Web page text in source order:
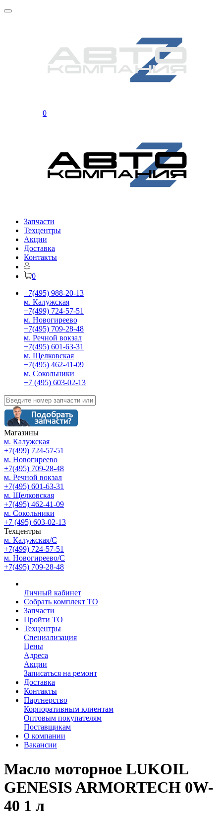
0
Запчасти
Техцентры
Акции
Доставка
Контакты
0
+7(495) 988-20-13
м. Калужская
+7(499) 724-57-51
м. Новогиреево
+7(495) 709-28-48
м. Речной вокзал
+7(495) 601-63-31
м. Щелковская
+7(495) 462-41-09
м. Сокольники
+7 (495) 603-02-13
Магазины
м. Калужская
+7(499) 724-57-51
м. Новогиреево
+7(495) 709-28-48
м. Речной вокзал
+7(495) 601-63-31
м. Щелковская
+7(495) 462-41-09
м. Сокольники
+7 (495) 603-02-13
Техцентры
м. Калужская/С
+7(499) 724-57-51
м. Новогиреево/С
+7(495) 709-28-48
Личный кабинет
Собрать комплект ТО
Запчасти
Пройти ТО
Техцентры
Специализация
Цены
Адреса
Акции
Записаться на ремонт
Доставка
Контакты
Партнерство
Корпоративным клиентам
Оптовым покупателям
Поставщикам
О компании
Вакансии
Масло моторное LUKOIL
GENESIS ARMORTECH 0W-
40 1 л